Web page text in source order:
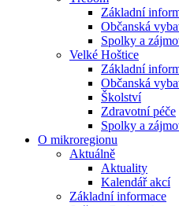
Základní
Občanská
Spolky a
Velké Hoštice
Základní
Občanská
Školství
Zdravotní péče
Spolky a
O mikroregionu
Aktuálně
Aktuality
Kalendář akcí
Základní informace